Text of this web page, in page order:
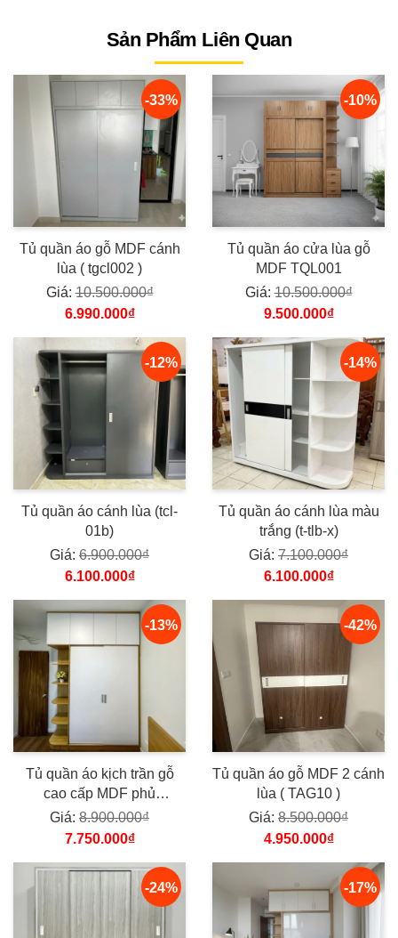
Sản Phẩm Liên Quan
-33%
Tủ quần áo gỗ MDF cánh
lùa ( tgcl002 )
Giá:10.500.000₫
6.990.000₫
-10%
Tủ quần áo cửa lùa gỗ
MDF TQL001
Giá:10.500.000₫
9.500.000₫
-12%
Tủ quần áo cánh lùa (tcl-
01b)
Giá: 6.900.000₫
6.100.000₫
-14%
Tủ quần áo cánh lùa màu
trắng (t-tlb-x)
Giá: 7.100.000₫
6.100.000₫
-13%
Tủ quần áo kịch trần gỗ
cao cấp MDF phủ
Melamine TQAM01
Giá: 8.900.000₫
7.750.000₫
-42%
Tủ quần áo gỗ MDF 2 cánh
lùa ( TAG10 )
Giá: 8.500.000₫
4.950.000₫
-24% -17%